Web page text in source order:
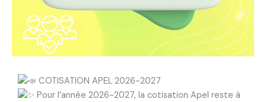
COTISATION APEL 2026-2027
Pour l’année 2026-2027, la cotisation Apel reste à